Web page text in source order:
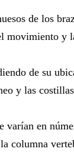
de los
movimiento y
de su
y las
en
columna